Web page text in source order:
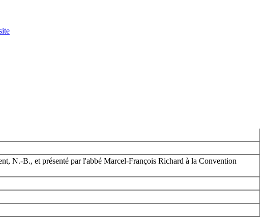
N.-B., et présenté par l'abbé Marcel-François Richard à la Convention